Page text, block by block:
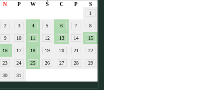
N
P W Ś C P S
1
2 3 4 5 6 7 8
9 10 11 12 13 14 15
16 17 18 19 20 21 22
23 24 25 26 27 28 29
30 31